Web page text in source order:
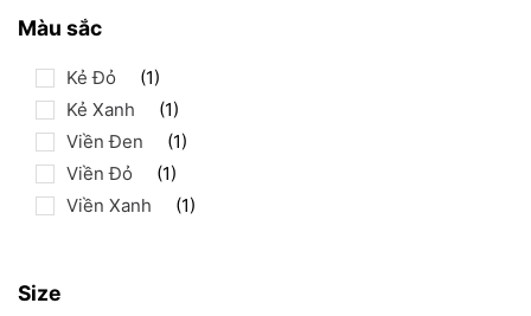
Màu sắc
Kẻ Đỏ
(1)
Kẻ Xanh
(1)
Viền Đen
(1)
Viền Đỏ
(1)
Viền Xanh
(1)
Size